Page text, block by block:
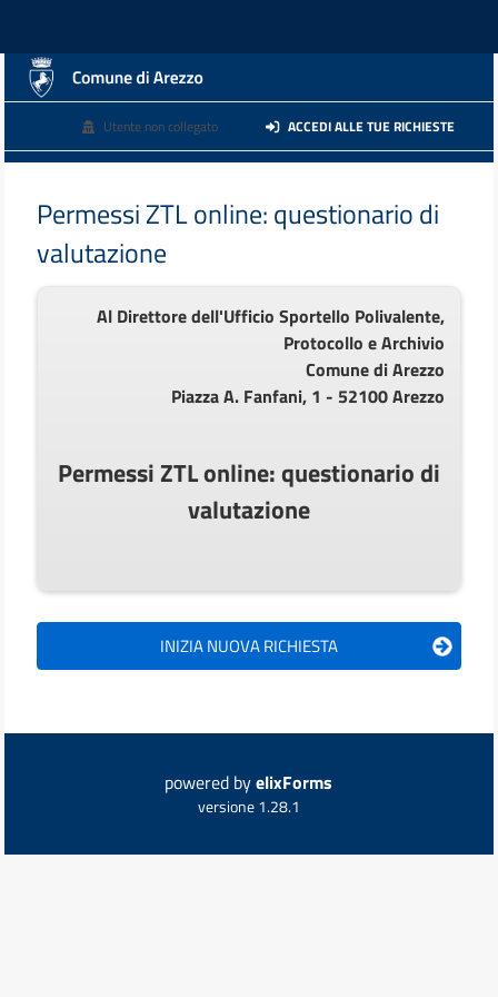
Utente non collegato ACCEDI ALLE TUE RICHIESTE
Permessi ZTL online: questionario di
valutazione
Al Direttore dell'Ufficio Sportello Polivalente,
Protocollo e Archivio
Comune di Arezzo
Piazza A. Fanfani, 1 - 52100 Arezzo
Permessi ZTL online: questionario di
valutazione
powered byelixForms
versione 1.28.1